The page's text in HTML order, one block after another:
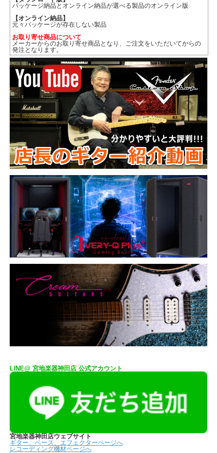
パッケージ納品とオンライン納品が選べる製品のオンライン版
【オンライン納品】
元々パッケージが存在しない製品
お取り寄せ商品について
メーカーからのお取り寄せ商品となり、ご注文をいただいてからの
発注となります。
LINE@ 宮地楽器神田店 公式アカウント
宮地楽器神田店ウェブサイト
ギター、ベース、エフェクターページへ
レコーディング機材ページへ